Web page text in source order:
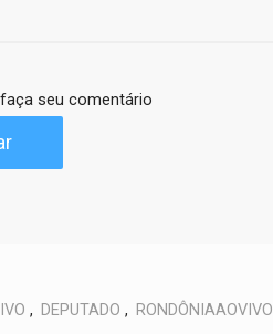
seu comentário
, DEPUTADO , RONDÔNIAAOVIVO